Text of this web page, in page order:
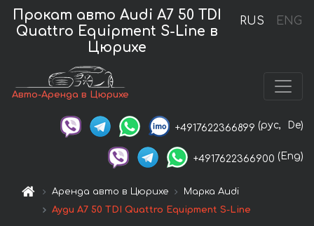
RUS ENG
Прокат авто Audi A7 50 TDI
Quattro Equipment S-Line в
Цюрихе
Авто-Аренда в Цюрихе
+4917622366899 (рус, De)
+4917622366900 (Eng)
Аренда авто в Цюрихе
Марка Audi
Ауди A7 50 TDI Quattro Equipment S-Line